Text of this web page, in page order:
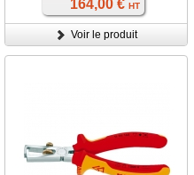
164,00 € HT
Voir le produit